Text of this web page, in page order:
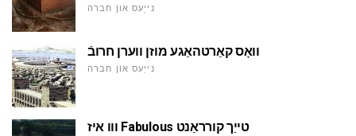
נייַעס און חברה
וואָס קאַרטהאַגע מוזן ווערן חרובֿ
נייַעס און חברה
ווו איז Fabulous טייַך קורראַנט